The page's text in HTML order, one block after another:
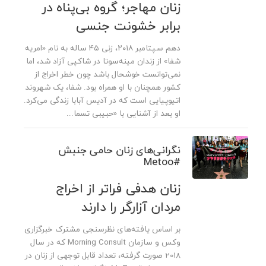
زنان مهاجر؛ گروه‌ بی‌پناه در
برابر خشونت جنسی
دهم سپتامبر ۲۰۱۸، زنی ۴۵ ساله به نام «امریه
شفا» از زندان مینه‌سوتا در شاکپی آزاد شد، اما
نمی‌توانست خوشحال باشد چون خطر اخراج از
کشور همچنان با او همراه بود. شفا، یک شهروند
اتیوپیایی است که در آدیس آبابا زندگی می‌کرد.
او بعد از آشنایی با «حبیبی تسما...
نگرانی‌های زنان حامی جنبش
#Metoo
زنان هدفی فراتر از اخراج
مردان آزارگر را دارند
بر اساس یافته‌های نظرسنجی مشترک خبرگزاری
وکس و سازمان Morning Consult که در سال
2018 صورت گرفته، تعداد قابل توجهی از زنان در